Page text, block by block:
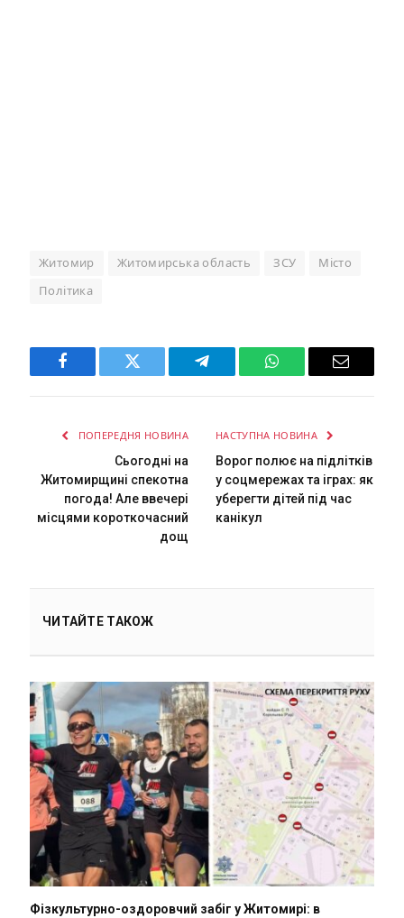
Житомир Житомирська область ЗСУ Місто
Політика
Facebook Twitter Telegram WhatsAppEmail
ПОПЕРЕДНЯ НОВИНА
Сьогодні на
Житомирщині спекотна
погода! Але ввечері
місцями короткочасний
дощ
НАСТУПНА НОВИНА
Ворог полює на підлітків
у соцмережах та іграх: як
уберегти дітей під час
канікул
ЧИТАЙТЕ ТАКОЖ
Фізкультурно-оздоровчий забіг у Житомирі: в